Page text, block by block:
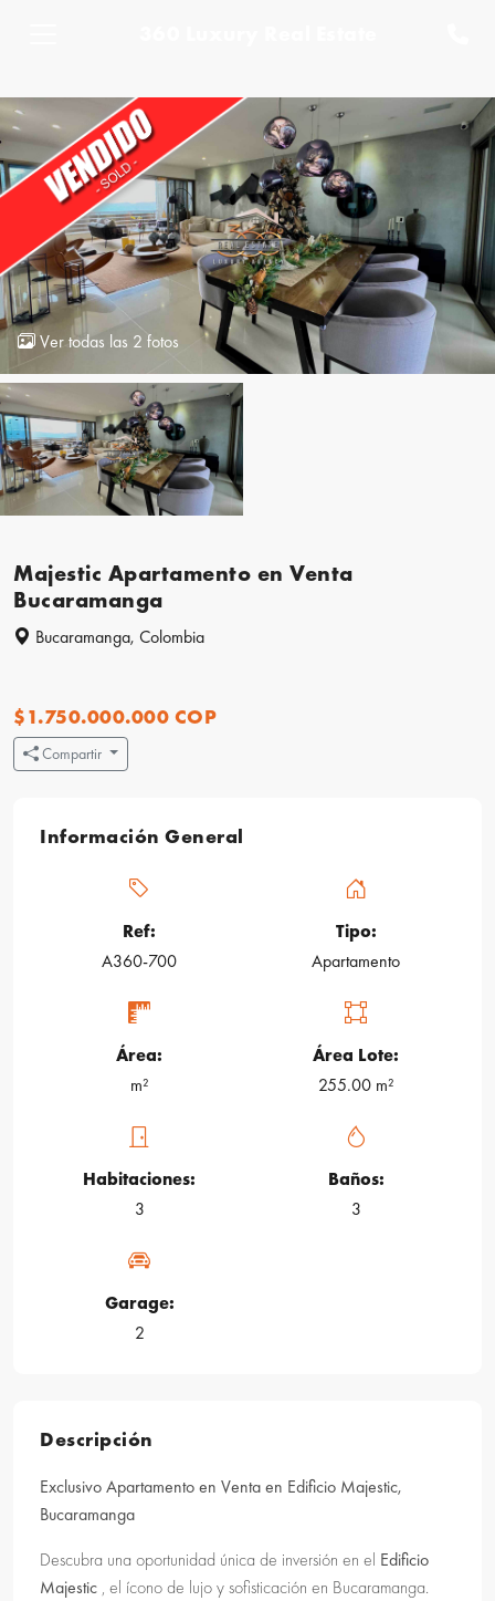
Ver todas las 2 fotos
Majestic Apartamento en Venta
Bucaramanga
Bucaramanga, Colombia
$1.750.000.000 COP
Compartir
Información General
Ref:
A360-700
Tipo:
Apartamento
Área:
m²
Área Lote:
255.00 m²
Habitaciones:
3
Baños:
3
Garage:
2
Descripción
Exclusivo Apartamento en Venta en Edificio Majestic,
Bucaramanga
Descubra una oportunidad única de inversión en el Edificio
Majestic , el ícono de lujo y sofisticación en Bucaramanga.